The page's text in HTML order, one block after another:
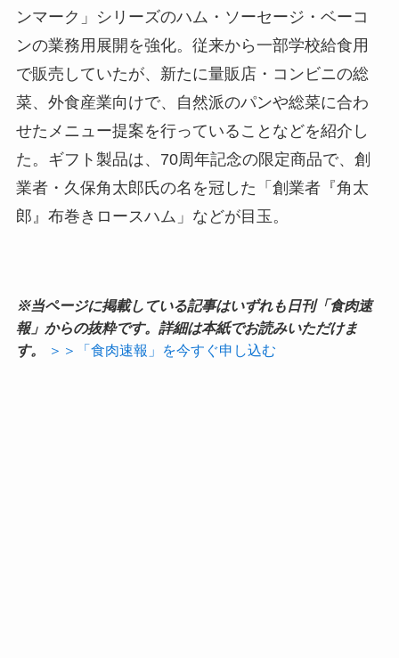
ンマーク」シリーズのハム・ソーセージ・ベーコ
ンの業務用展開を強化。従来から一部学校給食用
で販売していたが、新たに量販店・コンビニの総
菜、外食産業向けで、自然派のパンや総菜に合わ
せたメニュー提案を行っていることなどを紹介し
た。ギフト製品は、70周年記念の限定商品で、創
業者・久保角太郎氏の名を冠した「創業者『角太
郎』布巻きロースハム」などが目玉。
※当ページに掲載している記事はいずれも日刊「食肉速
報」からの抜粋です。詳細は本紙でお読みいただけま
す。
＞＞「食肉速報」を今すぐ申し込む